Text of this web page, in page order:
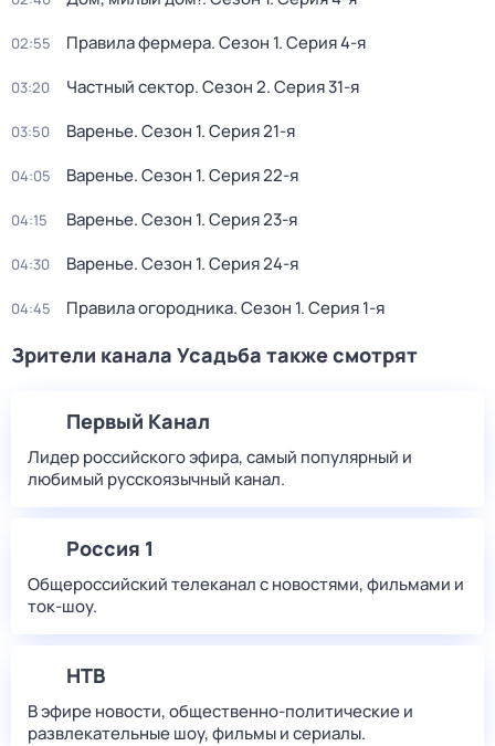
02:55 Правила фермера. Сезон 1. Серия 4-я
03:20 Частный сектор. Сезон 2. Серия 31-я
03:50 Варенье. Сезон 1. Серия 21-я
04:05 Варенье. Сезон 1. Серия 22-я
04:15 Варенье. Сезон 1. Серия 23-я
04:30 Варенье. Сезон 1. Серия 24-я
04:45 Правила огородника. Сезон 1. Серия 1-я
Зрители канала Усадьба также смотрят
Первый Канал
Лидер российского эфира, самый популярный и
любимый русскоязычный канал.
Россия 1
Общероссийский телеканал с новостями, фильмами и
ток-шоу.
НТВ
В эфире новости, общественно-политические и
развлекательные шоу, фильмы и сериалы.